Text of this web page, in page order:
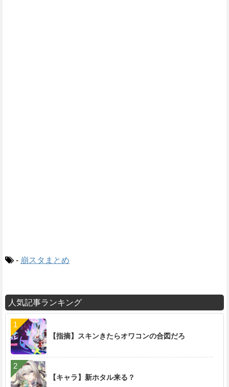
- 崩スタまとめ
人気記事ランキング
【指摘】スキンきたらオワコンの合図だろ
【キャラ】新ホタル来る？